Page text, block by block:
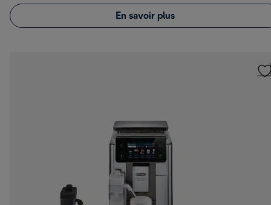
En savoir plus